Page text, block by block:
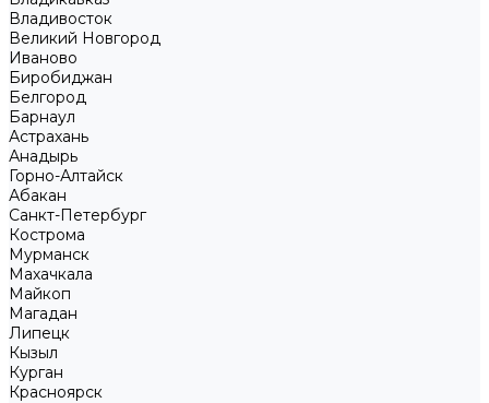
Владивосток
Великий Новгород
Иваново
Биробиджан
Белгород
Барнаул
Астрахань
Анадырь
Горно-Алтайск
Абакан
Санкт-Петербург
Кострома
Мурманск
Махачкала
Майкоп
Магадан
Липецк
Кызыл
Курган
Красноярск